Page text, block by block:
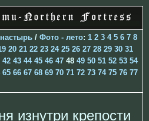
/ Фото - лето: 1 2 3 4 5 6 7 8
20 21 22 23 24 25 26 27 28 29 30 31
42 43 44 45 46 47 48 49 50 51 52 53 54
65 66 67 68 69 70 71 72 73 74 75 76 77
изнутри крепости